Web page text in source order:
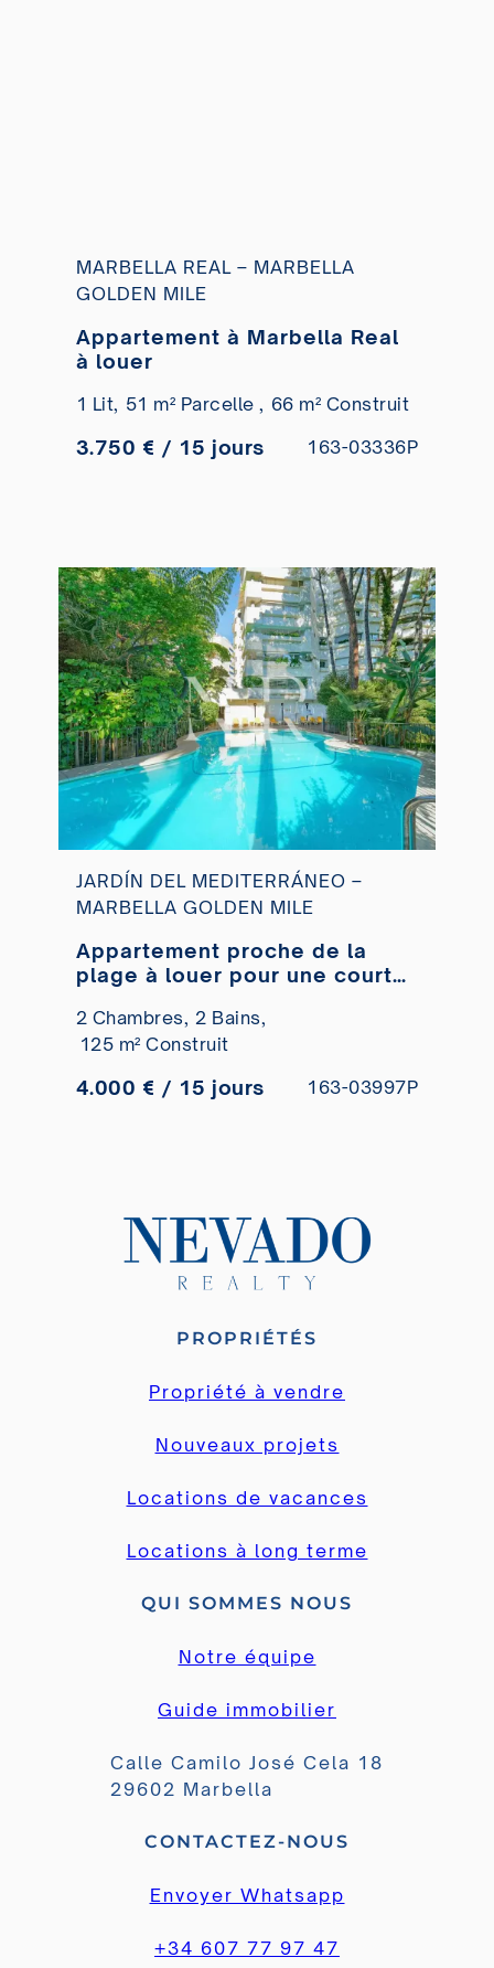
MARBELLA REAL – MARBELLA
GOLDEN MILE
Appartement à Marbella Real
à louer
1 Lit, 51 m² Parcelle , 66 m² Construit
3.750 € / 15 jours 163-03336P
JARDÍN DEL MEDITERRÁNEO –
MARBELLA GOLDEN MILE
Appartement proche de la
plage à louer pour une courte
2 Chambres, 2 Bains,
125 m² Construit
4.000 € / 15 jours 163-03997P
PROPRIÉTÉS
Propriété à vendre
Nouveaux projets
Locations de vacances
Locations à long terme
QUI SOMMES NOUS
Notre équipe
Guide immobilier
Calle Camilo José Cela 18
29602 Marbella
CONTACTEZ-NOUS
Envoyer Whatsapp
+34 607 77 97 47